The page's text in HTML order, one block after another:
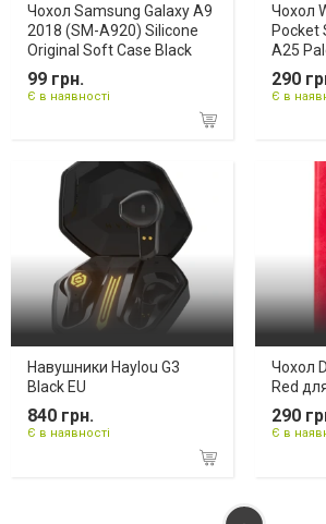
Чохол Samsung Galaxy A9
2018 (SM-A920) Silicone
Original Soft Case Black
99 грн.
Є в наявності
Чохол
Pocket
A25
290
Є в
Навушники Haylou G3
Black EU
840 грн.
Є в наявності
Чохол
Red
290
Є в